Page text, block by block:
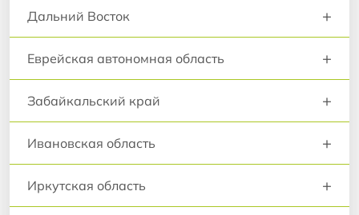
Дальний Восток +
Еврейская автономная область +
Забайкальский край +
Ивановская область +
Иркутская область +